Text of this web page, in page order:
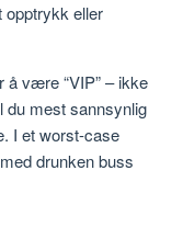
opptrykk eller
å være “VIP” – ikke
du mest sannsynlig
I et worst-case
drunken buss